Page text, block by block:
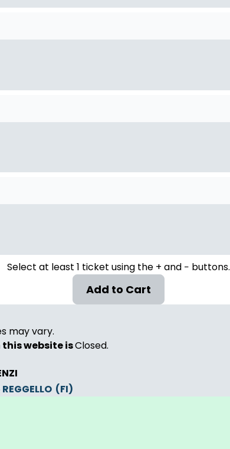
Select at least 1 ticket using the + and − buttons.
may vary.
this website isClosed.
REGGELLO (FI)